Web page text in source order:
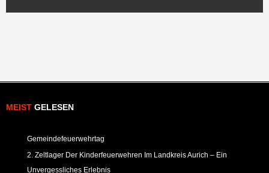
MEIST GELESEN
Gemeindefeuerwehrtag
2. Zeltlager Der Kinderfeuerwehren Im Landkreis Aurich – Ein
Unvergessliches Erlebnis